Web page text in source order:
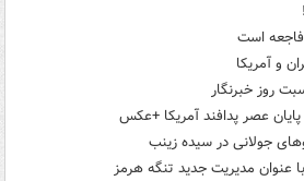
فاجعه است
و آمریکا
روز خبرنگار
جولانی در سیده زینب
عنوان مدیریت جدید تنگه هرمز